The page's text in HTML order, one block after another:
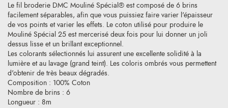
Le fil broderie DMC Mouliné Spécial® est composé de 6 brins
facilement séparables, afin que vous puissiez faire varier l'épaisseur
de vos points et varier les effets. Le coton utilisé pour produire le
Mouliné Spécial 25 est mercerisé deux fois pour lui donner un joli
dessus lisse et un brillant exceptionnel.
Les colorants sélectionnés lui assurent une excellente solidité à la
lumière et au lavage (grand teint). Les coloris ombrés vous permettent
d'obtenir de très beaux dégradés.
Composition : 100% Coton
Nombre de brins : 6
Longueur : 8m